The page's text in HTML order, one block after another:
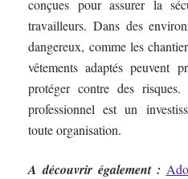
conçues pour assurer la
travailleurs. Dans des
dangereux, comme les
vêtements adaptés peuvent
protéger contre des
professionnel est un
toute organisation.
A découvrir également :